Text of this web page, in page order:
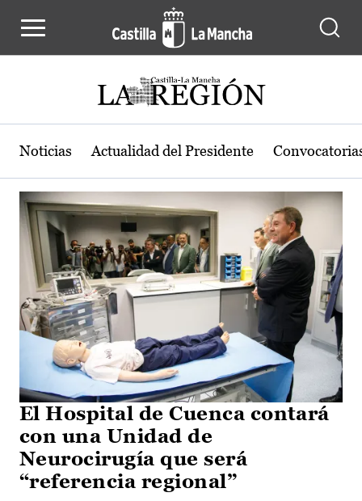
Actualidad de la región de Castilla-
Noticias Actualidad del Presidente
El Hospital de Cuenca contará
con una Unidad de
Neurocirugía que será
“referencia regional”